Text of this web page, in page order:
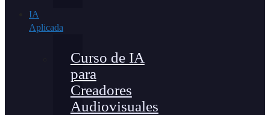
IA
Aplicada
Curso de IA
para
Creadores
Audiovisuales